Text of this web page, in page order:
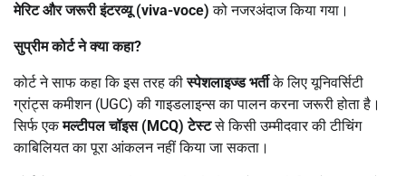
मेरिट और जरूरी इंटरव्यू (viva-voce) को नजरअंदाज किया गया।
सुप्रीम कोर्ट ने क्या कहा?
कोर्ट ने साफ कहा कि इस तरह कीस्पेशलाइज्ड भर्तीके लिए यूनिवर्सिटी
ग्रांट्स कमीशन (UGC) की गाइडलाइन्स का पालन करना जरूरी होता है।
सिर्फ एकमल्टीपल चॉइस (MCQ)टेस्टसे किसी उम्मीदवार की टीचिंग
काबिलियत का पूरा आंकलन नहीं किया जा सकता।